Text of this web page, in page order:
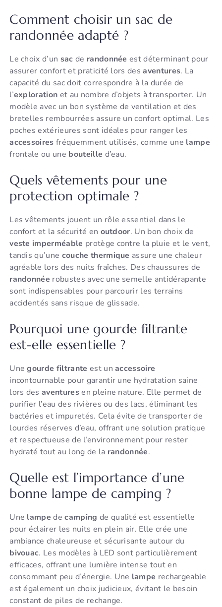
Comment choisir un sac de
randonnée adapté ?
Le choix d’un sac de randonnée est déterminant pour
assurer confort et praticité lors desaventures. La
capacité du sac doit correspondre à la durée de
l’exploration et au nombre d’objets à transporter. Un
modèle avec un bon système de ventilation et des
bretelles rembourrées assure un confort optimal. Les
poches extérieures sont idéales pour ranger les
accessoires fréquemment utilisés, comme une lampe
frontale ou une bouteille d’eau.
Quels vêtements pour une
protection optimale ?
Les vêtements jouent un rôle essentiel dans le
confort et la sécurité en outdoor. Un bon choix de
veste imperméable protège contre la pluie et le vent,
tandis qu’une couche thermique assure une chaleur
agréable lors des nuits fraîches. Des chaussures de
randonnée robustes avec une semelle antidérapante
sont indispensables pour parcourir les terrains
accidentés sans risque de glissade.
Pourquoi une gourde filtrante
est-elle essentielle ?
Unegourde filtrante est unaccessoire
incontournable pour garantir une hydratation saine
lors desaventuresen pleine nature. Elle permet de
purifier l’eau des rivières ou des lacs, éliminant les
bactéries et impuretés. Cela évite de transporter de
lourdes réserves d’eau, offrant une solution pratique
et respectueuse de l’environnement pour rester
hydraté tout au long de la randonnée.
Quelle est l’importance d’une
bonne lampe de camping ?
Une lampe decamping de qualité est essentielle
pour éclairer les nuits en plein air. Elle crée une
ambiance chaleureuse et sécurisante autour du
bivouac. Les modèles à LED sont particulièrement
efficaces, offrant une lumière intense tout en
consommant peu d’énergie. Une lampe rechargeable
est également un choix judicieux, évitant le besoin
constant de piles de rechange.